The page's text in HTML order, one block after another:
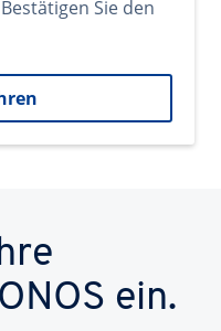
Sie den
ein.